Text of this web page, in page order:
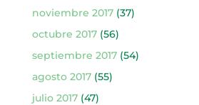
noviembre 2017(37)
octubre 2017(56)
septiembre 2017(54)
agosto 2017(55)
julio 2017(47)